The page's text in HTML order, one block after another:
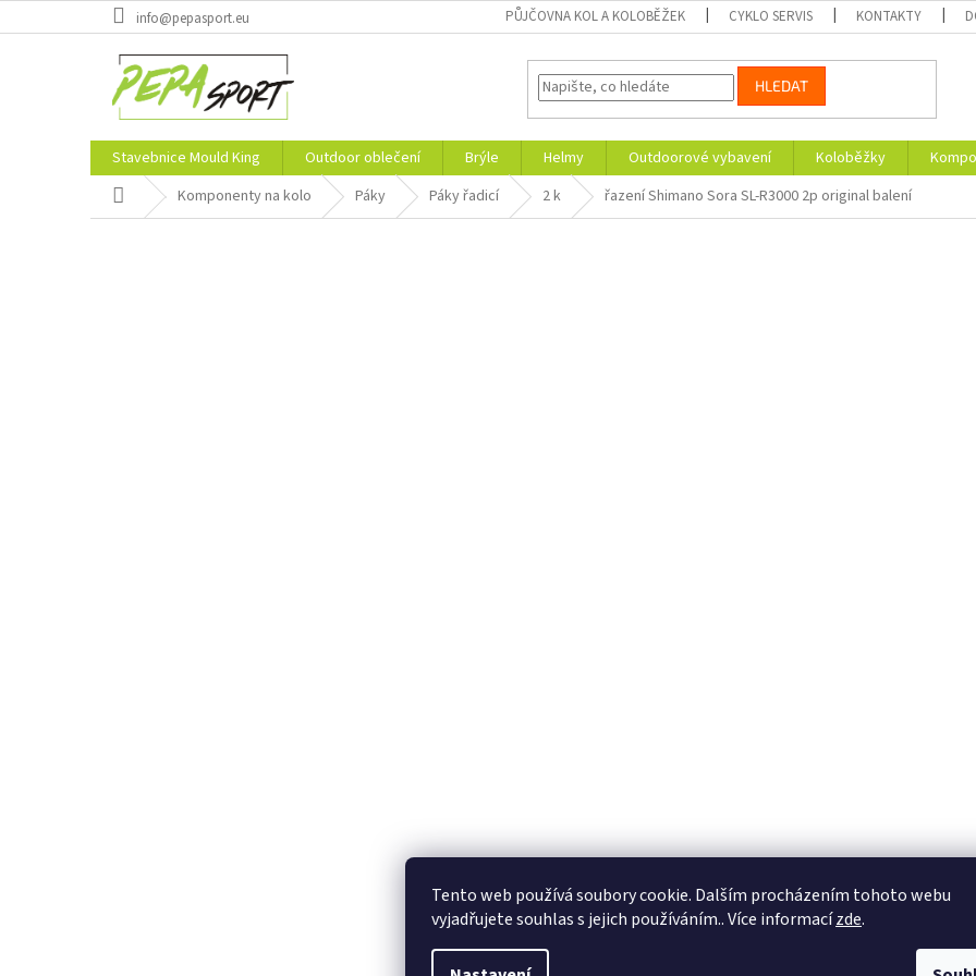
Tento web používá soubory cookie. Dalším procházením tohoto webu
vyjadřujete souhlas s jejich používáním.. Více informacízde.
na
info@pepasport.eu PŮJČOVNA KOL A KOLOBĚŽEK CYKLO SERVIS KONTAKTY
HLEDAT
Stavebnice Mould King Outdoor oblečení Brýle Helmy Outdoorové vybavení Koloběžky
Domů Komponenty na kolo Páky Páky řadicí 2 k řazení Shimano Sora SL-R3000 2p original balení